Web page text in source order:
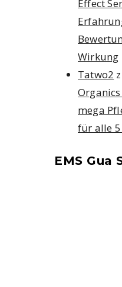
Effect
Wirkung
Tatwo2
mega
für alle
EMS Gua